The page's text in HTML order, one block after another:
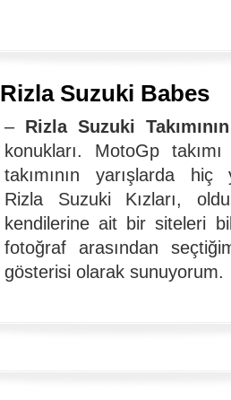
Rizla Suzuki Babes
– Rizla Suzuki Takımının
konukları. MotoGp
takımının yarışlarda hiç
Rizla Suzuki Kızları,
kendilerine ait bir siteleri
fotoğraf arasından
gösterisi olarak sunuyorum.